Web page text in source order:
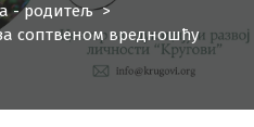
- родитељ>
соптвеном вредношћу